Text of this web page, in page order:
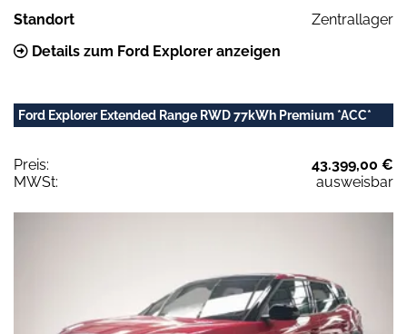
Standort
Zentrallager
Details zum Ford Explorer anzeigen
Ford Explorer Extended Range RWD 77kWh Premium *ACC*
Preis:
43.399,00 €
MWSt:
ausweisbar